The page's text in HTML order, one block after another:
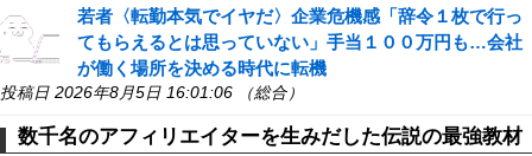
若者〈転勤本気でイヤだ〉企業危機感「辞令１枚で行っ
てもらえるとは思っていない」手当１００万円も…会社
が働く場所を決める時代に転機
投稿日 2026年8月5日 16:01:06 （総合）
数千名のアフィリエイターを生みだした伝説の最強教材